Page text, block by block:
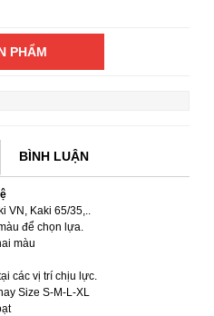
PHẨM
BÌNH LUẬN
VN, Kaki 65/35,..
để chọn lựa.
màu
các vị trí chịu lực.
Size S-M-L-XL